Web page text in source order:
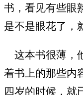
书，看见有些眼
是不是眼花了，
这本书很薄，
着书上的那些内
四岁的时候，就